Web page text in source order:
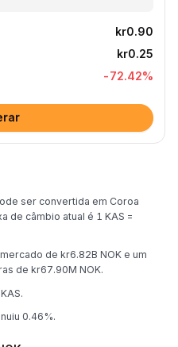
kr0.90
kr0.25
-72.42%
ser convertida em Coroa
de câmbio atual é 1 KAS =
de kr6.82B NOK e um
de kr67.90M NOK.
0.46%.